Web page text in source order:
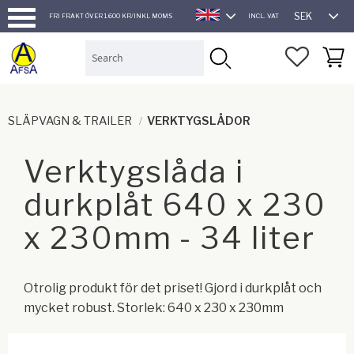
Menu
FRI FRAKT ÖVER 1.600 KR/INKL MOMS
ENGLISH
INCL. VAT SEK
SLÄPVAGN & TRAILER VERKTYGSLÅDOR
Verktygslåda i
durkplåt 640 x 230
x 230mm - 34 liter
Otrolig produkt för det priset! Gjord i durkplåt och
mycket robust. Storlek: 640 x 230 x 230mm